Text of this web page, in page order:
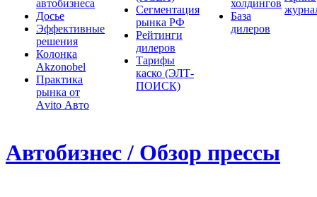
автобизнеса
Досье
Эффективные
решения
Колонка
Akzonobel
Практика
рынка от
Аvito Авто
Сегментация
рынка РФ
Рейтинги
дилеров
Тарифы
каско (ЭЛТ-
ПОИСК)
холдингов
База
дилеров
Автобизнес / Обзор прессы